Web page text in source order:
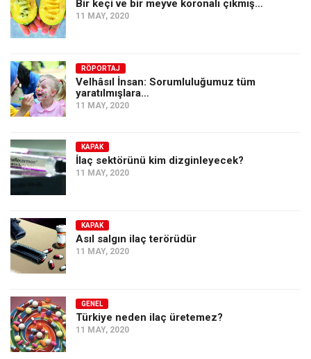
Bir keçi ve bir meyve koronalı çıkmış…
11 MAY, 2020
RÖPORTAJ
Velhâsıl İnsan: Sorumluluğumuz tüm
yaratılmışlara…
11 MAY, 2020
KAPAK
İlaç sektörünü kim dizginleyecek?
11 MAY, 2020
KAPAK
Asıl salgın ilaç terörüdür
11 MAY, 2020
GENEL
Türkiye neden ilaç üretemez?
11 MAY, 2020